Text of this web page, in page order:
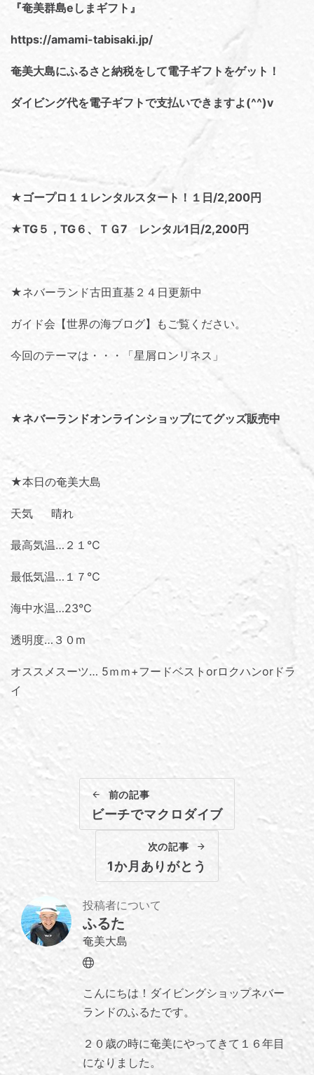
『奄美群島eしまギフト』
https://amami-tabisaki.jp/
奄美大島にふるさと納税をして電子ギフトをゲット！
ダイビング代を電子ギフトで支払いできますよ(^^)v
★ゴープロ１１レンタルスタート！１日/2,200円
★TG５，TG６、ＴＧ7 レンタル1日/2,200円
★ネバーランド古田直基２４日更新中
ガイド会【世界の海ブログ】 もご覧ください。
今回のテーマは・・・「星屑ロンリネス 」
★ネバーランドオンラインショップにてグッズ販売中
★本日の奄美大島
天気 晴れ
最高気温…２１℃
最低気温…１７℃
海中水温…23℃
透明度…３０m
オススメスーツ… 5ｍｍ+フードベストorロクハンorドラ
イ
前の記事
ビーチでマクロダイブ
次の記事
1か月ありがとう
投稿者について
ふるた
奄美大島
Website
こんにちは！ダイビングショップネバー
ランドのふるたです。
２０歳の時に奄美にやってきて１６年目
になりました。